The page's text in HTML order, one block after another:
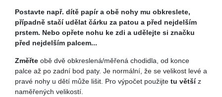
Postavte např. dítě papír a obě nohy mu obkreslete,
případně stačí udělat čárku za patou a před nejdelším
prstem. Nebo opřete nohu ke zdi a udělejte si značku
před nejdelším palcem...
Změřte obě dvě obkreslená/měřená chodidla, od konce
palce až po zadní bod paty. Je normální, že se velikost levé a
pravé nohy u dětí může lišit. Pro výpočet použijte tu většíz
naměřených velikostí.